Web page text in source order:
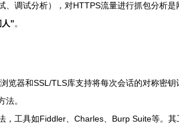
、调试分析），对HTTPS流量进行抓包分析
”。
浏览器和SSL/TLS库支持将每次会话的对称密
法。
，工具如Fiddler、Charles、Burp Suite等。其